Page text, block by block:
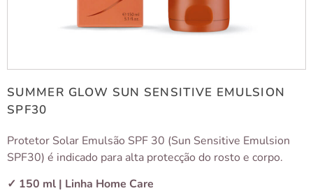
SUMMER GLOW SUN SENSITIVE EMULSION
SPF30
Protetor Solar Emulsão SPF 30 (Sun Sensitive Emulsion
SPF30) é indicado para alta protecção do rosto e corpo.
✓ 150 ml | Linha Home Care